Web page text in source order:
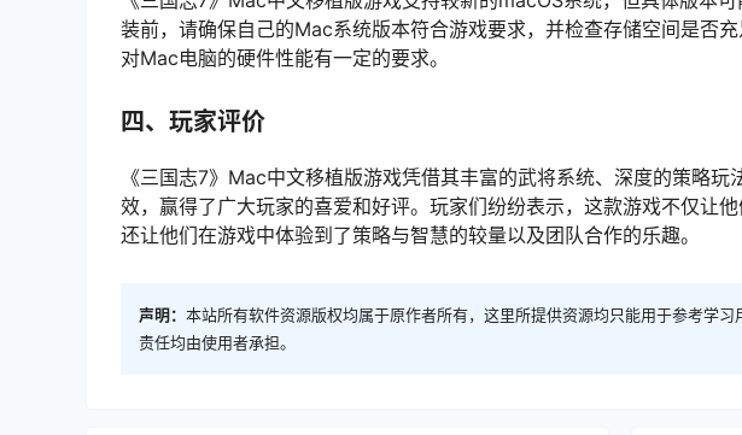
装前，请确保自己的Mac系统版本符合游戏要求，并检查存储空间是否
对Mac电脑的硬件性能有一定的要求。
四、玩家评价
《三国志7》Mac中文移植版游戏凭借其丰富的武将系统、深度的策略
效，赢得了广大玩家的喜爱和好评。玩家们纷纷表示，这款游戏不仅让
还让他们在游戏中体验到了策略与智慧的较量以及团队合作的乐趣。
声明： 本站所有软件资源版权均属于原作者所有，这里所提供资源均只能用于参考学
责任均由使用者承担。